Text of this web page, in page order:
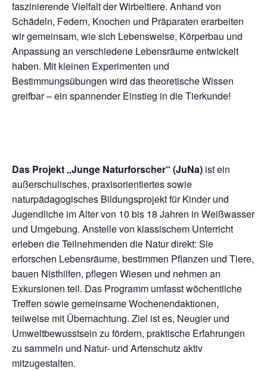
faszinierende Vielfalt der Wirbeltiere. Anhand von
Schädeln, Federn, Knochen und Präparaten erarbeiten
wir gemeinsam, wie sich Lebensweise, Körperbau und
Anpassung an verschiedene Lebensräume entwickelt
haben. Mit kleinen Experimenten und
Bestimmungsübungen wird das theoretische Wissen
greifbar – ein spannender Einstieg in die Tierkunde!
Das Projekt „Junge Naturforscher“ (JuNa) ist ein
außerschulisches, praxisorientiertes sowie
naturpädagogisches Bildungsprojekt für Kinder und
Jugendliche im Alter von 10 bis 18 Jahren in Weißwasser
und Umgebung. Anstelle von klassischem Unterricht
erleben die Teilnehmenden die Natur direkt: Sie
erforschen Lebensräume, bestimmen Pflanzen und Tiere,
bauen Nisthilfen, pflegen Wiesen und nehmen an
Exkursionen teil. Das Programm umfasst wöchentliche
Treffen sowie gemeinsame Wochenendaktionen,
teilweise mit Übernachtung. Ziel ist es, Neugier und
Umweltbewusstsein zu fördern, praktische Erfahrungen
zu sammeln und Natur- und Artenschutz aktiv
mitzugestalten.